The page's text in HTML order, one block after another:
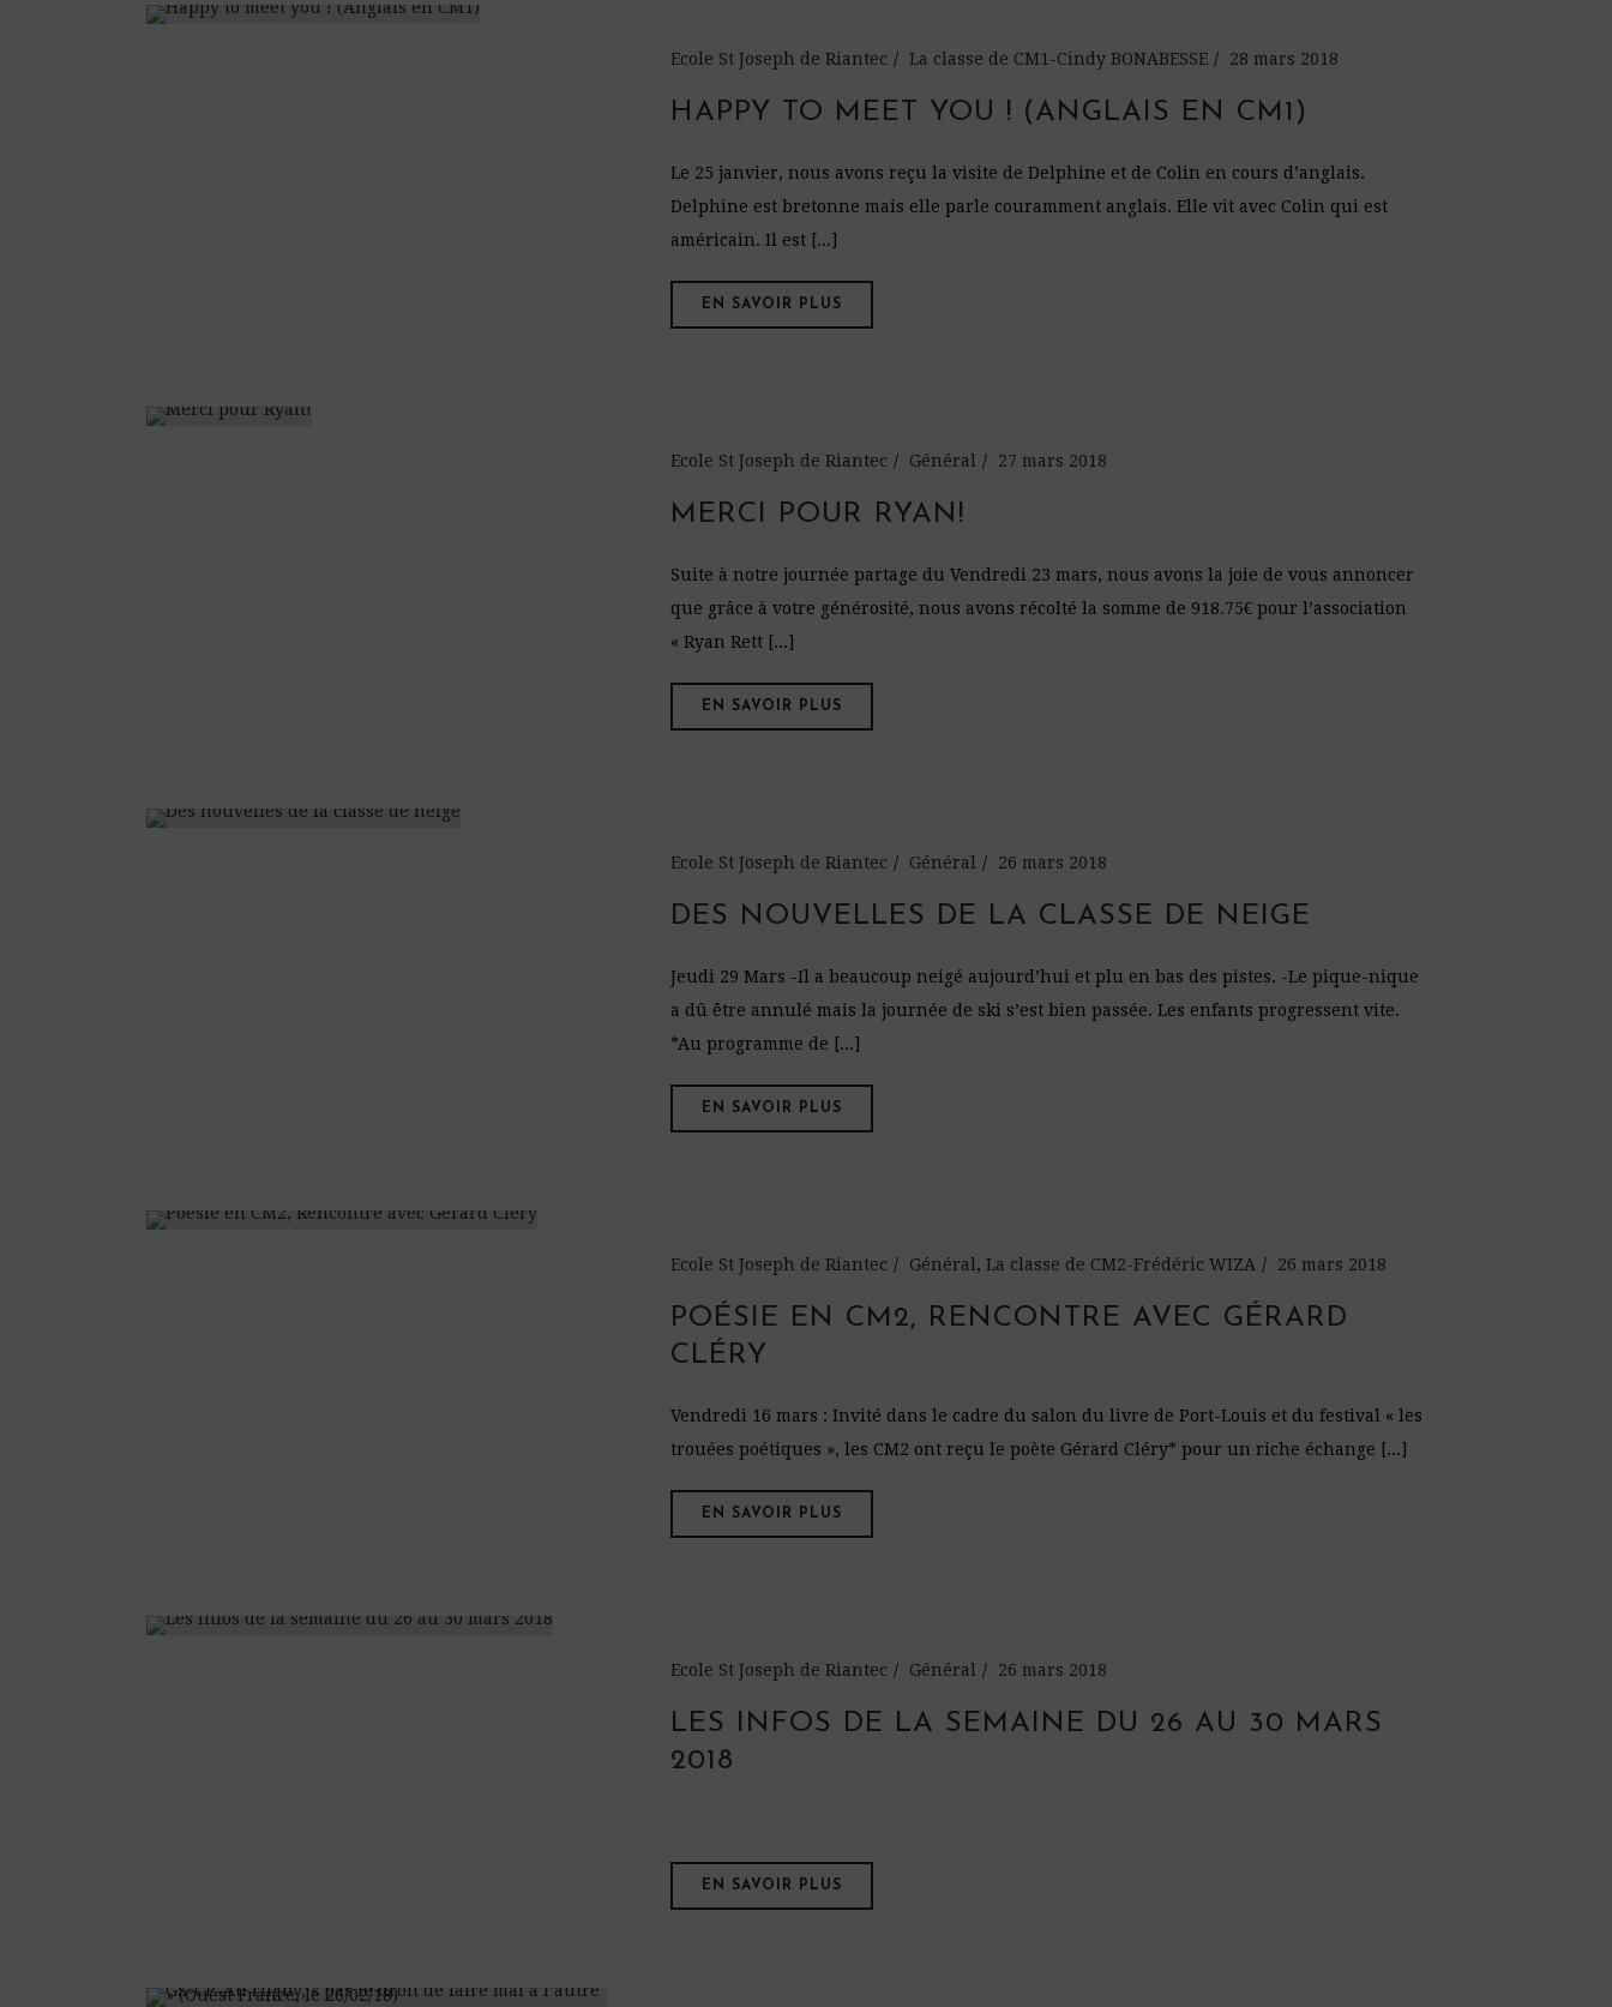
Ecole St Joseph de Riantec La classe de CM1-Cindy BONABESSE 28 mars 2018
HAPPY TO MEET YOU ! (ANGLAIS EN CM1)
Le 25 janvier, nous avons reçu la visite de Delphine et de Colin en cours d’anglais.
Delphine est bretonne mais elle parle couramment anglais. Elle vit avec Colin qui est
américain. Il est [...]
EN SAVOIR PLUS
Ecole St Joseph de Riantec Général 27 mars 2018
MERCI POUR RYAN!
Suite à notre journée partage du Vendredi 23 mars, nous avons la joie de vous annoncer
que grâce à votre générosité, nous avons récolté la somme de 918.75€ pour l’association
« Ryan Rett [...]
EN SAVOIR PLUS
Ecole St Joseph de Riantec Général 26 mars 2018
DES NOUVELLES DE LA CLASSE DE NEIGE
Jeudi 29 Mars -Il a beaucoup neigé aujourd’hui et plu en bas des pistes. -Le pique-nique
a dû être annulé mais la journée de ski s’est bien passée. Les enfants progressent vite.
*Au programme de [...]
EN SAVOIR PLUS
Ecole St Joseph de Riantec Général , La classe de CM2-Frédéric WIZA 26 mars 2018
POÉSIE EN CM2, RENCONTRE AVEC GÉRARD
CLÉRY
Vendredi 16 mars : Invité dans le cadre du salon du livre de Port-Louis et du festival « les
trouées poétiques », les CM2 ont reçu le poète Gérard Cléry* pour un riche échange [...]
EN SAVOIR PLUS
Ecole St Joseph de Riantec Général 26 mars 2018
LES INFOS DE LA SEMAINE DU 26 AU 30 MARS
2018
EN SAVOIR PLUS